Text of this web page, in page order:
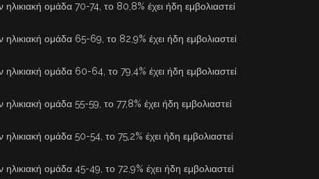
ηλικιακή ομάδα 70-74, το 80,8% έχει ήδη εμβολιαστεί
ηλικιακή ομάδα 65-69, το 82,9% έχει ήδη εμβολιαστεί
ηλικιακή ομάδα 60-64, το 79,4% έχει ήδη εμβολιαστεί
ηλικιακή ομάδα 55-59, το 77,8% έχει ήδη εμβολιαστεί
ηλικιακή ομάδα 50-54, το 75,2% έχει ήδη εμβολιαστεί
ηλικιακή ομάδα 45-49, το 72,9% έχει ήδη εμβολιαστεί